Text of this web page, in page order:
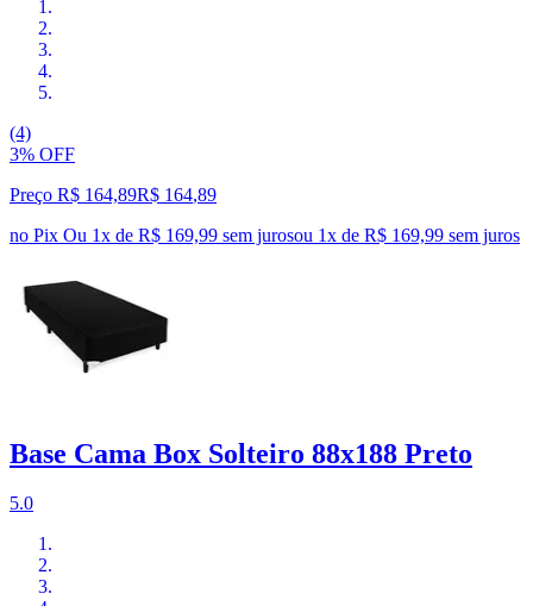
(4)
3% OFF
Preço R$ 164,89R$ 164,89
no Pix Ou 1x de R$ 169,99 sem jurosou 1x de R$ 169,99 sem juros
Base Cama Box Solteiro 88x188 Preto
5.0